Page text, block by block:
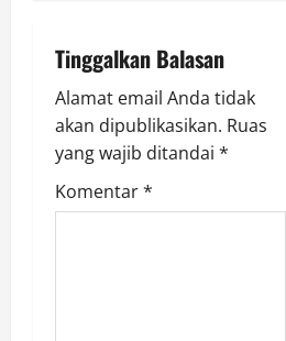
g
a
t
i
Tinggalkan Balasan
Alamat email Anda tidak
akan dipublikasikan. Ruas
yang wajib ditandai *
Komentar*